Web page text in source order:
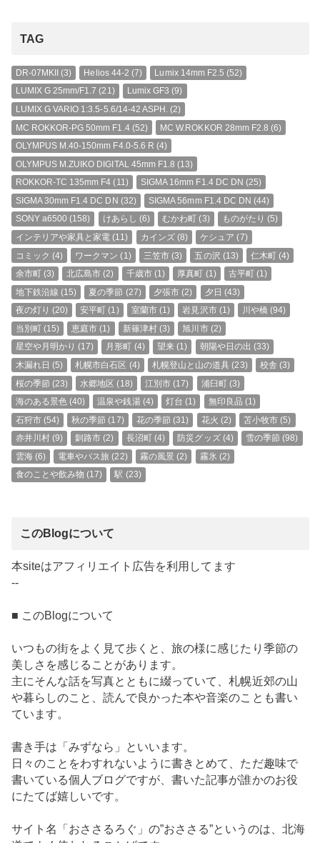
TAG
DR-07MKII(3) Helios 44-2 (7) Lumix 14mm F2.5 (52)
LUMIX G 25mm/F1.7 (21) Lumix GF3 (9)
LUMIX G VARIO 1:3.5-5.6/14-42 ASPH. (2)
MC ROKKOR-PG 50mm F1.4(52) MC W.ROKKOR 28mm F2.8 (6)
OLYMPUS M.40-150mm F4.0-5.6 R (4)
OLYMPUS M.ZUIKO DIGITAL 45mm F1.8 (13)
ROKKOR-TC 135mm F4 (11) SIGMA 16mm F1.4 DC DN (25)
SIGMA 30mm F1.4 DC DN (32) SIGMA 56mm F1.4 DC DN (44)
SONY a6500 (158) けあらし (6) むかわ町 (3) ものがたり (5)
インテリアや家具と家電 (11) カインズ(8) ケシュア (7)
コミック (4) ワークマン (1) 三笠市 (3) 五の沢 (13) 仁木町 (4)
余市町(3) 北広島市 (2) 千歳市(1) 厚真町 (1) 古平町 (1)
地下鉄沿線 (15) 夏の季節 (27) 夕張市 (2) 夕日 (43)
夜の灯り (20) 安平町 (1) 室蘭市(1) 岩見沢市(1) 川や橋 (94)
当別町(15) 恵庭市 (1) 新篠津村(3) 旭川市(2)
星空や月明かり (17) 月形町 (4) 望来 (1) 朝陽や日の出 (33)
木漏れ日 (5) 札幌市白石区 (4) 札幌登山と山の道具 (23) 校舎 (3)
桜の季節 (23) 水郷地区 (18) 江別市 (17) 浦臼町(3)
海のある景色(40) 温泉や銭湯(4) 灯台 (1) 無印良品 (1)
石狩市(54) 秋の季節 (17) 花の季節 (31) 花火 (2) 苫小牧市 (5)
赤井川村(9) 釧路市 (2) 長沼町(4) 防災グッズ(4) 雪の季節 (98)
雲海(6) 電車やバス旅 (22) 霧の風景 (2) 霧氷 (2)
食のことや飲み物 (17) 駅 (23)
このBlogについて
本siteはアフィリエイト広告を利用してます
--
■ このBlogについて
いつもの街をよく見て歩くと、旅の様に感じたり季節の
美しさを感じることがあります。
主にそんな話を写真とともに綴っていて、札幌近郊の山
や暮らしのこと、読んで良かった本や音楽のことも書い
ています。
書き手は「みずなら」といいます。
日々のことをわすれないように書きとめて、ただ趣味で
書いている個人ブログですが、書いた記事が誰かのお役
にたてば嬉しいです。
サイト名「おささるろぐ」の”おささる”というのは、北海